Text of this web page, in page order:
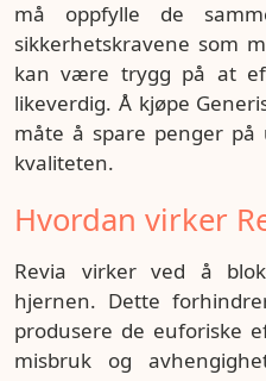
må oppfylle de
sikkerhetskravene som
kan være trygg på at
likeverdig. Å kjøpe
måte å spare penger
kvaliteten.
Hvordan virker
Revia virker ved å
hjernen. Dette
produsere de euforiske
misbruk og